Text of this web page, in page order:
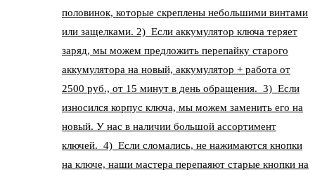
половинок, которые скреплены небольшими винтами
или защелками. 2) Если аккумулятор ключа теряет
заряд, мы можем предложить перепайку старого
аккумулятора на новый, аккумулятор + работа от
2500 руб., от 15 минут в день обращения. 3) Если
износился корпус ключа, мы можем заменить его на
новый. У нас в наличии большой ассортимент
ключей. 4) Если сломались, не нажимаются кнопки
на ключе, наши мастера перепаяют старые кнопки на